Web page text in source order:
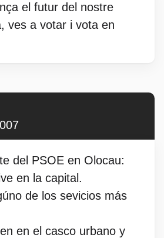
el futur del nostre
ves a votar i vota en
del PSOE en Olocau:
en la capital.
de los sevicios más
en el casco urbano y